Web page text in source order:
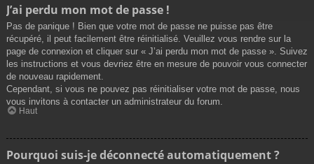
J’ai perdu mon mot de passe !
Pas de panique ! Bien que votre mot de passe ne puisse pas être
récupéré, il peut facilement être réinitialisé. Veuillez vous rendre sur la
page de connexion et cliquer sur « J’ai perdu mon mot de passe ». Suivez
les instructions et vous devriez être en mesure de pouvoir vous connecter
de nouveau rapidement.
Cependant, si vous ne pouvez pas réinitialiser votre mot de passe, nous
vous invitons à contacter un administrateur du forum.
Haut
Pourquoi suis-je déconnecté automatiquement ?